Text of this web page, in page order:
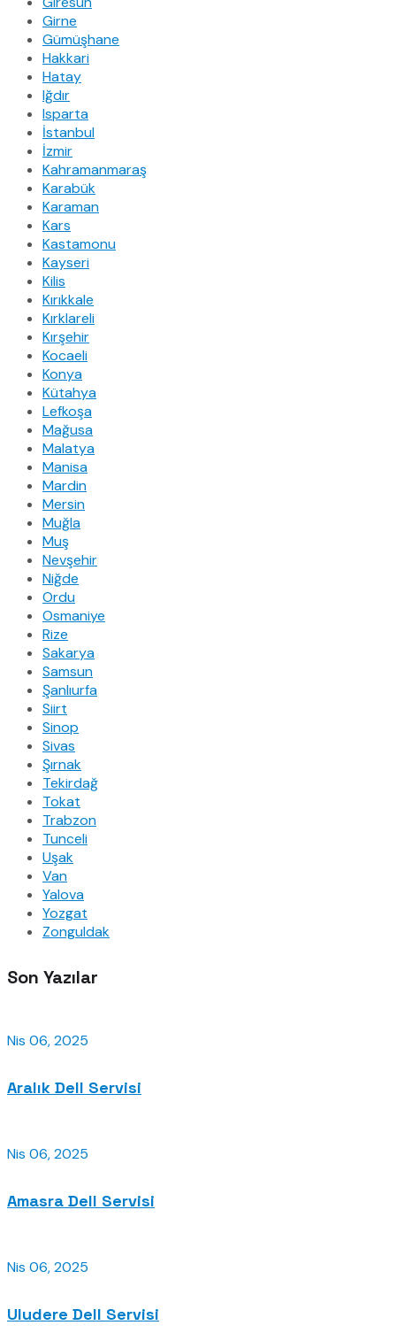
Girne
Gümüşhane
Hakkari
Hatay
Iğdır
Isparta
İstanbul
İzmir
Kahramanmaraş
Karabük
Karaman
Kars
Kastamonu
Kayseri
Kilis
Kırıkkale
Kırklareli
Kırşehir
Kocaeli
Konya
Kütahya
Lefkoşa
Mağusa
Malatya
Manisa
Mardin
Mersin
Muğla
Muş
Nevşehir
Niğde
Ordu
Osmaniye
Rize
Sakarya
Samsun
Şanlıurfa
Siirt
Sinop
Sivas
Şırnak
Tekirdağ
Tokat
Trabzon
Tunceli
Uşak
Van
Yalova
Yozgat
Zonguldak
Son Yazılar
Nis 06, 2025
Aralık Dell Servisi
Nis 06, 2025
Amasra Dell Servisi
Nis 06, 2025
Uludere Dell Servisi